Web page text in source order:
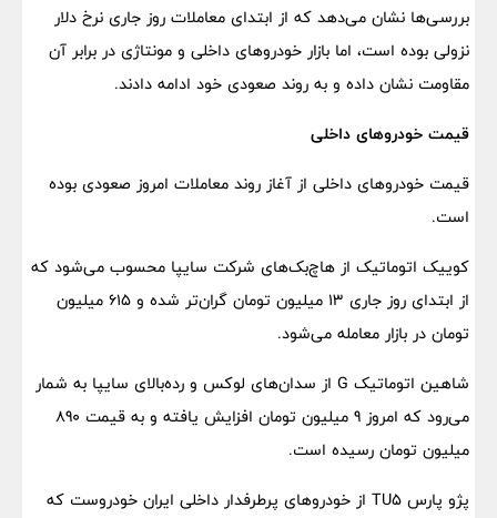
بررسی‌ها نشان می‌دهد که از ابتدای معاملات روز جاری نرخ دلار
نزولی بوده است، اما بازار خودروهای داخلی و مونتاژی در برابر آن
مقاومت نشان داده و به روند صعودی خود ادامه دادند.
قیمت خودروهای داخلی
قیمت خودروهای داخلی از آغاز روند معاملات امروز صعودی بوده
است.
کوییک اتوماتیک از هاچ‌بک‌های شرکت سایپا محسوب می‌شود که
از ابتدای روز جاری 13 میلیون تومان گران‌تر شده و 615 میلیون
تومان در بازار معامله می‌شود.
شاهین اتوماتیک G از سدان‌های لوکس و رده‌بالای سایپا به شمار
می‌رود که امروز 9 میلیون تومان افزایش یافته و به قیمت 890
میلیون تومان رسیده است.
پژو پارس TU5 از خودروهای پرطرفدار داخلی ایران خودروست که